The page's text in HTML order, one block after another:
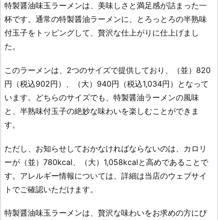
特製醤油味玉ラーメンは、美味しさと満足感が詰まった一
杯です。通常の特製醤油ラーメンに、とろっとろの半熟味
付玉子をトッピングして、贅沢な仕上がりに仕上げまし
た。
このラーメンは、2つのサイズで提供しており、（並）820
円（税込902円）、（大）940円（税込1,034円）となって
います。どちらのサイズでも、特製醤油ラーメンの風味
と、半熟味付玉子の絶妙な味わいを楽しむことができま
す。
ただし、お知らせしておかなければならないのは、カロリ
ーが（並）780kcal、（大）1,058kcalと高めであることで
す。アレルギー情報については、詳細は当店のウェブサイ
トでご確認いただけます。
特製醤油味玉ラーメンは、贅沢な味わいをお求めの方にぴ